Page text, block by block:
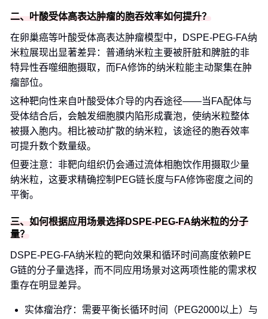
二、叶酸受体高表达肿瘤的胞吞效率如何提升？
在卵巢癌等叶酸受体高表达肿瘤模型中，DSPE-PEG-FA纳
米粒展现出显著差异：普通纳米粒主要被肝脏和脾脏的非
特异性吞噬细胞摄取，而FA修饰的纳米粒能主动聚集在肿
瘤部位。
这种靶向性来自叶酸受体介导的内吞途径——当FA配体与
受体结合后，会触发细胞膜内陷形成囊泡，使纳米粒整体
被摄入胞内。相比被动扩散的纳米粒，该途径的胞吞效率
可提升数个数量级。
但要注意：非靶向组织仍会通过流体相胞饮作用摄取少量
纳米粒，这要求精确控制PEG链长度与FA修饰密度之间的
平衡。
三、如何根据应用场景选择DSPE-PEG-FA纳米粒的分子
量？
DSPE-PEG-FA纳米粒的靶向效果和循环时间高度依赖PE
G链的分子量选择，而不同应用场景对这两项性能的需求权
重存在明显差异。
实体瘤治疗：需要平衡长循环时间（PEG2000以上）与